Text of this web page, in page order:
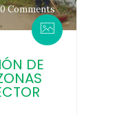
0 Comments
DE